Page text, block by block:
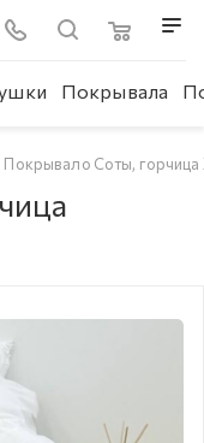
Покрывала
Покрывало Соты,